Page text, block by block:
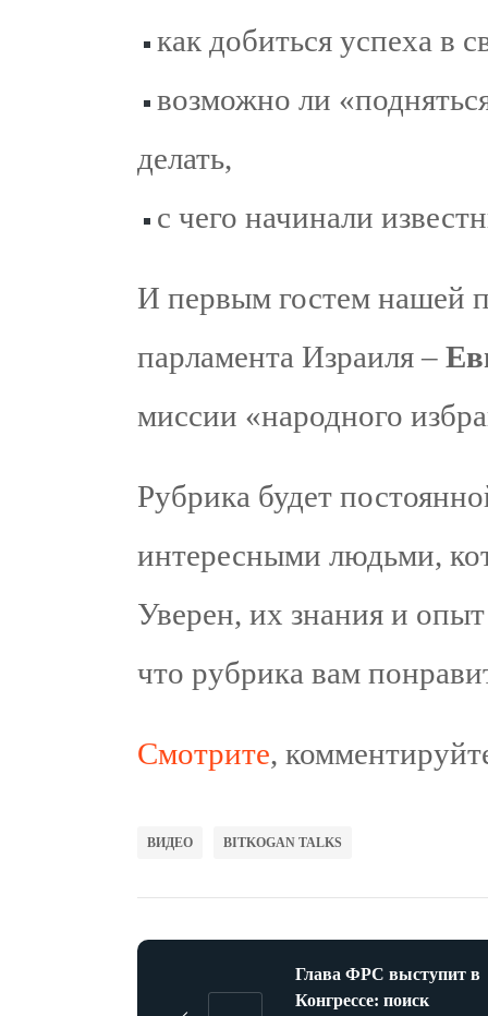
как добиться успеха в
возможно ли
делать,
с чего начинали
И первым гостем нашей
парламента Израиля –
миссии «народного
Рубрика будет
интересными людьми,
Уверен, их знания и
что рубрика вам
Смотрите,
ВИДЕО BITKOGAN TALKS
Глава ФРС выступит в
Конгрессе: поиск